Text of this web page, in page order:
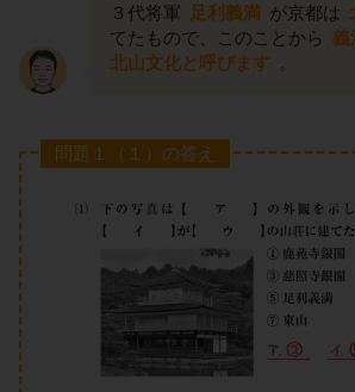
３代将軍 足利義満 が京都は
てたもので、このことから 義
北山文化と呼びます
問題１（１）の答え